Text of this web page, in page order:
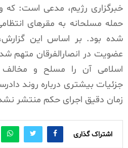
خبرگزاری رژیم، مدعی است: که
حمله مسلحانه به مقرهای
شده بود. بر اساس این
عضویت در انصارالفرقان متهم
اسلامی آن را مسلح و
جزئیات بیشتری درباره روند
زمان دقیق اجرای حکم منتشر
اشتراک گذاری